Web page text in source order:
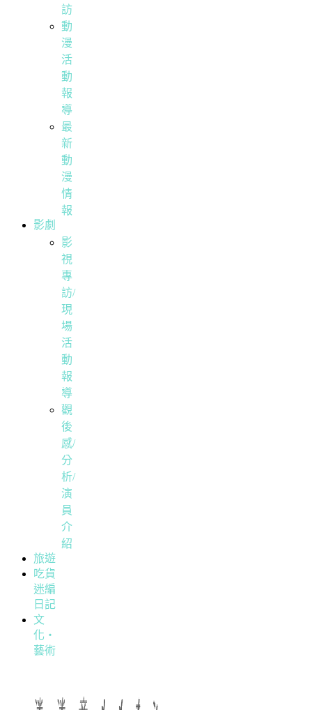
訪
動
漫
活
動
報
導
最
新
動
漫
情
報
影劇
影
視
專
訪/
現
場
活
動
報
導
觀
後
感/
分
析/
演
員
介
紹
旅遊
吃貨
迷編
日記
文
化・
藝術